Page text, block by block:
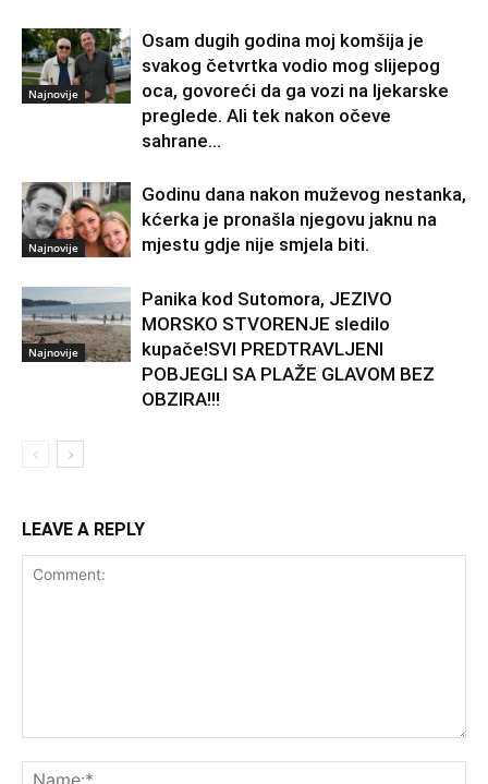
Najnovije
Osam dugih godina moj komšija je
svakog četvrtka vodio mog slijepog
oca, govoreći da ga vozi na ljekarske
preglede. Ali tek nakon očeve
sahrane...
Najnovije
Godinu dana nakon muževog nestanka,
kćerka je pronašla njegovu jaknu na
mjestu gdje nije smjela biti.
Najnovije
Panika kod Sutomora, JEZIVO
MORSKO STVORENJE sledilo
kupače!SVI PREDTRAVLJENI
POBJEGLI SA PLAŽE GLAVOM BEZ
OBZIRA!!!
LEAVE A REPLY